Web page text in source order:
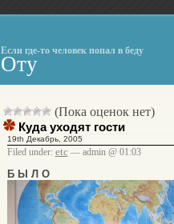
Если где-то человек попал в беду
Оту
(Пока оценок нет)
Куда уходят гости
19th Декабрь, 2005
Filed under: etc — admin @ 01:03
Б Ы Л О